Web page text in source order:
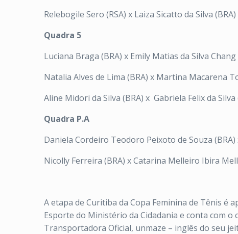
Relebogile Sero (RSA) x Laiza Sicatto da Silva (BRA)
Quadra 5
Luciana Braga (BRA) x Emily Matias da Silva Chang
Natalia Alves de Lima (BRA) x Martina Macarena
Aline Midori da Silva (BRA) x Gabriela Felix da Silva
Quadra P.A
Daniela Cordeiro Teodoro Peixoto de Souza (BRA)
Nicolly Ferreira (BRA) x Catarina Melleiro Ibira
A etapa de Curitiba da Copa Feminina de Tênis é
Esporte do Ministério da Cidadania e conta com o
Transportadora Oficial, unmaze – inglês do seu